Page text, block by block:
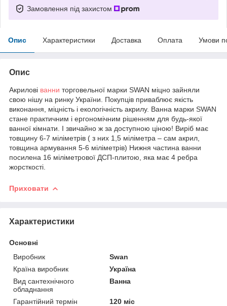
Замовлення під захистом
Опис Характеристики Доставка Оплата Умови
Опис
Акрилові ванни торговельної марки SWAN міцно зайняли
свою нішу на ринку України. Покупців приваблює якість
виконання, міцність і екологічність акрилу. Ванна марки SWAN
стане практичним і ергономічним рішенням для будь-якої
ванної кімнати. І звичайно ж за доступною ціною! Виріб має
товщину 6-7 міліметрів ( з них 1,5 міліметра – сам акрил,
товщина армування 5-6 міліметрів) Нижня частина ванни
посилена 16 міліметрової ДСП-плитою, яка має 4 ребра
жорсткості.
Приховати
Характеристики
Основні
Виробник
Swan
Країна виробник
Україна
Вид сантехнічного
обладнання
Ванна
Гарантійний термін
120 міс